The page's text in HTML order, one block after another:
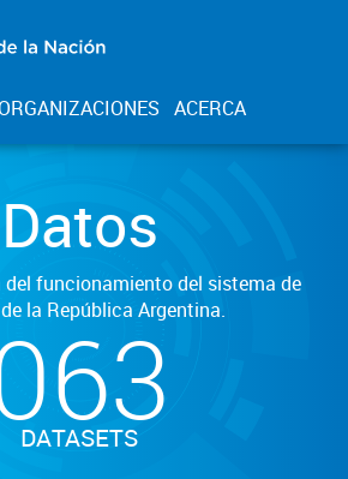
ACERCA
Datos
del funcionamiento del sistema de
la República Argentina.
DATASETS